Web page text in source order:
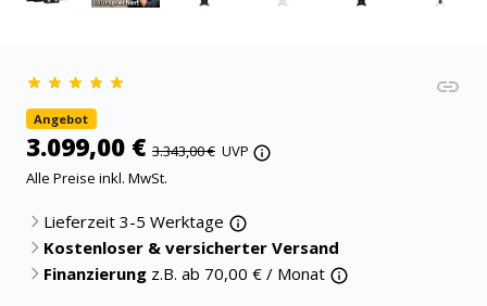
Angebot
3.099,00 € 3.343,00 € UVP
Alle Preise inkl. MwSt.
Lieferzeit 3-5 Werktage
Kostenloser & versicherter Versand
Finanzierung z.B. ab 70,00 € / Monat